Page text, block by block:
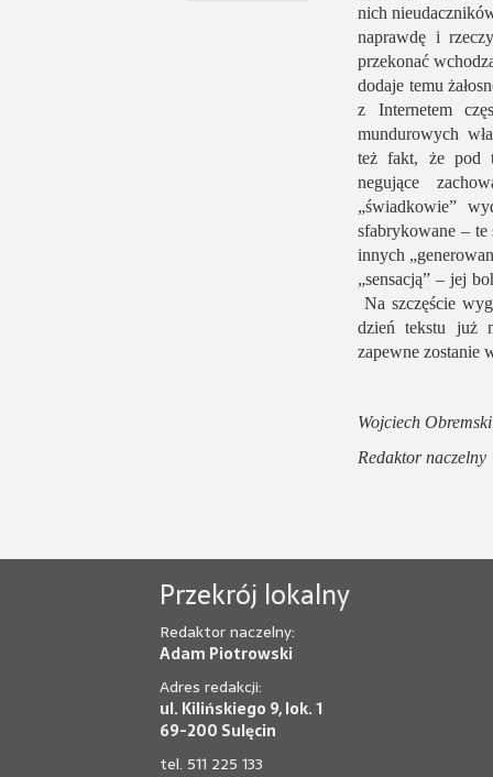
nich
naprawdę i
przekonać
dodaje temu
z Internetem
mundurowych
też fakt, że pod
negujące
„świadkowie”
sfabrykowane –
innych
„sensacją” – jej
Na szczęście
dzień tekstu już
zapewne zostanie
Wojciech Obremski
Redaktor naczelny
Przekrój lokalny
Redaktor naczelny:
Adam Piotrowski
Adres redakcji:
ul. Kilińskiego 9, lok. 1
69-200 Sulęcin
tel. 511 225 133